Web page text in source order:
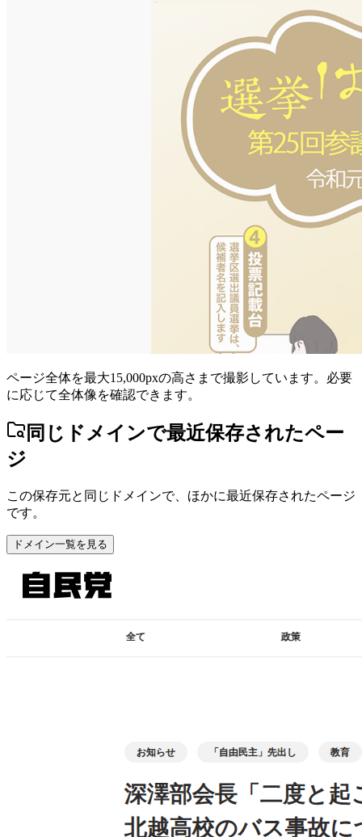
ページ全体を最大15,000pxの高さまで撮影しています。必要
に応じて全体像を確認できます。
同じドメインで最近保存されたペー
ジ
この保存元と同じドメインで、ほかに最近保存されたページ
です。
ドメイン一覧を見る